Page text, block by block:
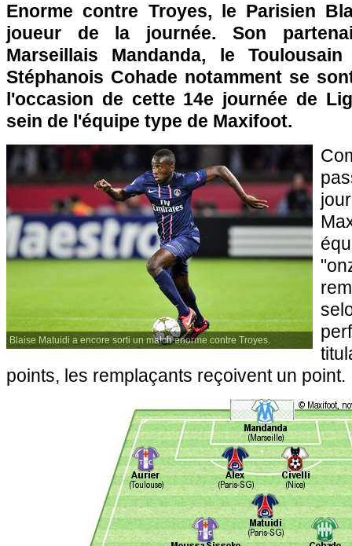
Enorme contre Troyes, le Parisien
joueur de la journée. Son
Marseillais Mandanda, le
Stéphanois Cohade notamment se
l'occasion de cette 14e journée de
sein de l'équipe type de Maxifoot.
Blaise Matuidi a encore sorti un match énorme contre Troyes.
points, les remplaçants reçoivent un point.